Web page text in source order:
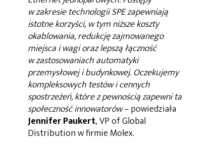
w zakresie technologii SPE zapewniają
istotne korzyści, w tym niższe koszty
okablowania, redukcję zajmowanego
miejsca i wagi oraz lepszą łączność
w zastosowaniach automatyki
przemysłowej i budynkowej. Oczekujemy
kompleksowych testów i cennych
spostrzeżeń, które z pewnością zapewni ta
społeczność innowatorów– powiedziała
Jennifer Paukert, VP of Global
Distribution w firmie Molex.